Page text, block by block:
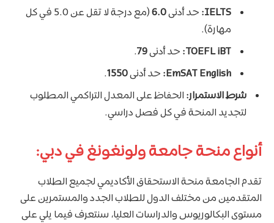
IELTS: حد أدنى6.0
(مع درجة لا تقل عن 5.0 في كل
مهارة).
TOEFL iBT: حد أدنى79
.
EmSAT English: حد أدنى1550
.
شرط الاستمرار: الحفاظ على المعدل التراكمي المطلوب
لتجديد المنحة في كل فصل دراسي.
أنواع منحة جامعة ولونغونغ في دبي:
تقدم الجامعة منحة الاستحقاق الأكاديمي لجميع الطلاب
المتقدمين من مختلف الدول للطلاب الجدد والمستمرين على
مستوى البكالوريوس والدراسات العليا، سنتعرف فيما يلي على